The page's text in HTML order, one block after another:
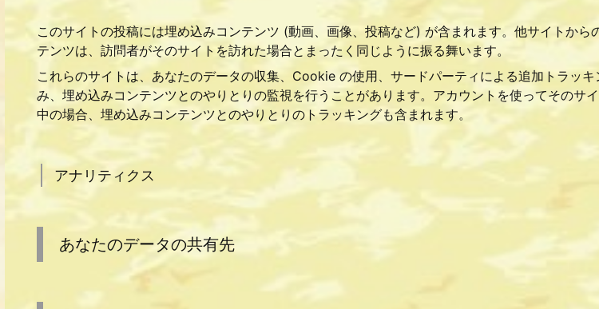
このサイトの投稿には埋め込みコンテンツ (動画、画像、投稿など) が含まれます。他サイトから
テンツは、訪問者がそのサイトを訪れた場合とまったく同じように振る舞います。
これらのサイトは、あなたのデータの収集、Cookie の使用、サードパーティによる追加トラッキ
み、埋め込みコンテンツとのやりとりの監視を行うことがあります。アカウントを使ってそのサ
中の場合、埋め込みコンテンツとのやりとりのトラッキングも含まれます。
アナリティクス
あなたのデータの共有先